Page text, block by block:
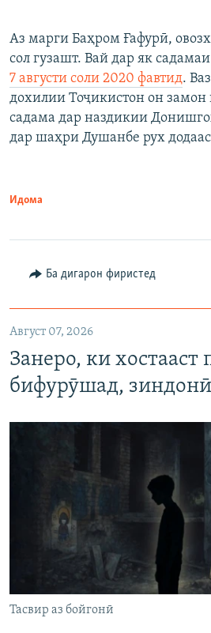
Аз марги Баҳром Ғафурӣ,
сол гузашт. Вай дар як
7 августи соли 2020 фавтид.
дохилии Тоҷикистон он замон
садама дар наздикии
дар шаҳри Душанбе рух
Идома
Ба дигарон фиристед
Август 07, 2026
Занеро, ки хостааст
бифурӯшад,
Тасвир аз бойгонӣ